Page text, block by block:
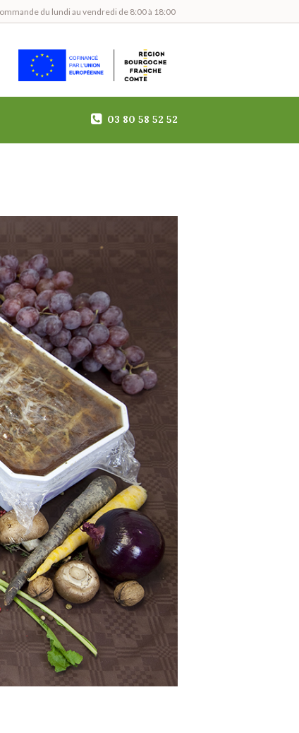
du lundi au vendredi de 8:00 à 18:00
03 80 58 52 52